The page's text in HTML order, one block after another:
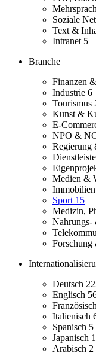
Soziale
Text &
Intranet 5
Branche
Finanzen
Industrie 6
Tourismus
Kunst &
E-
NPO &
Regierung
Medien &
Immobilien
Sport 15
Medizin,
Nahrungs-
Forschung
Deutsch
Englisch
Französisch
Italienisch
Spanisch 5
Japanisch 1
Arabisch 2